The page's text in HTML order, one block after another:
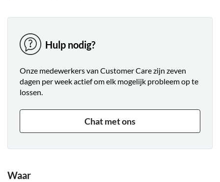
Hulp nodig?
Onze medewerkers van Customer Care zijn zeven
dagen per week actief om elk mogelijk probleem op te
lossen.
Chat met ons
Waar